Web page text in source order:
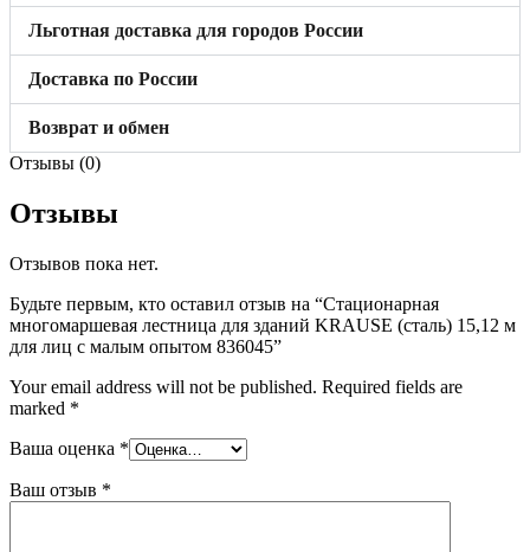
Льготная доставка для городов России
Доставка по России
Возврат и обмен
Отзывы (0)
Отзывы
Отзывов пока нет.
Будьте первым, кто оставил отзыв на “Стационарная
многомаршевая лестница для зданий KRAUSE (сталь) 15,12 м
для лиц с малым опытом 836045”
Your email address will not be published. Required fields are
marked *
Ваша оценка *
Ваш отзыв *